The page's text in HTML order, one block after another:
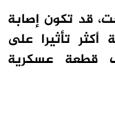
قد تكون إصابة
أكثر تأثيرا على
قطعة عسكرية